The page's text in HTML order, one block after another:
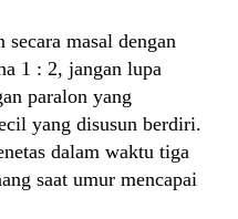
masal dengan
1 : 2, jangan lupa
paralon yang
yang disusun berdiri.
dalam waktu tiga
saat umur mencapai